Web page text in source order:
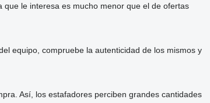
le interesa es mucho menor que el de ofertas
equipo, compruebe la autenticidad de los mismos y
Así, los estafadores perciben grandes cantidades